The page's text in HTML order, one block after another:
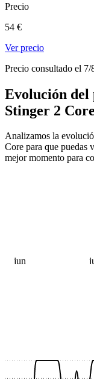
Precio
54 €
Ver precio
Precio consultado el
Evolución del
Stinger 2 Core
Analizamos la
Core para que puedas
mejor momento para
jun